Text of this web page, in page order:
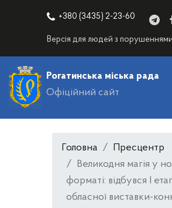
+380 (3435) 2-23-60
Версія для людей з
Рогатинська міська рада
Офіційний сайт
Головна
Пресцентр
Великодня магія у
форматі: відбувся І
обласної виставки-